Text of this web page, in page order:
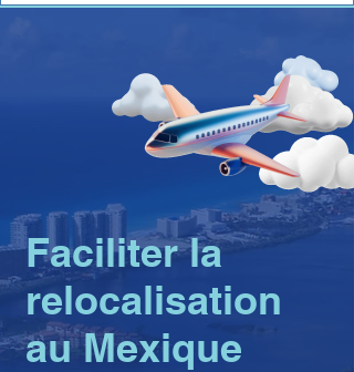
Faciliter la
relocalisation
au Mexique